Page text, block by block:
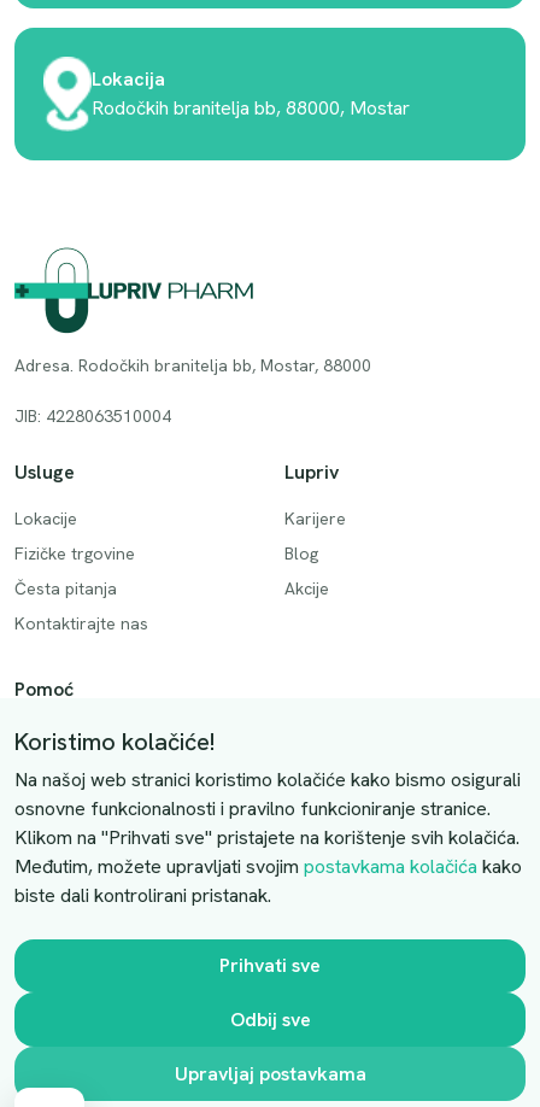
Lokacija
Rodočkih branitelja bb, 88000, Mostar
Adresa. Rodočkih branitelja bb, Mostar, 88000
JIB: 4228063510004
Usluge
Lokacije
Fizičke trgovine
Česta pitanja
Kontaktirajte nas
Lupriv
Karijere
Blog
Akcije
Pomoć
Način plaćanja
Dostava
Povrati i otkazivanje
Uslovi kupovine
Kontaktirajte nas
Slobodno nas kontaktirajte putem e-maila:
luprivpharm@luprivpharm.com
Ova stranica je zaštićena reCAPTCHA sustavom
Koristimo kolačiće!
Na našoj web stranici koristimo kolačiće kako bismo osigurali
osnovne funkcionalnosti i pravilno funkcioniranje stranice.
Klikom na "Prihvati sve" pristajete na korištenje svih kolačića.
Međutim, možete upravljati svojim postavkama kolačića kako
biste dali kontrolirani pristanak.
Prihvati sve
Odbij sve
Upravljaj postavkama